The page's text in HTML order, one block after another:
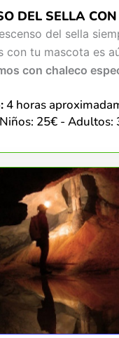
DEL SELLA
del sella
con tu mascota es
con chaleco
4 horas
Niños: 25€ - Adultos: